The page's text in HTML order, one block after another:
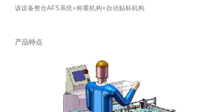
该设备整合AFS系统+称重机构+自动贴标机构
产品特点